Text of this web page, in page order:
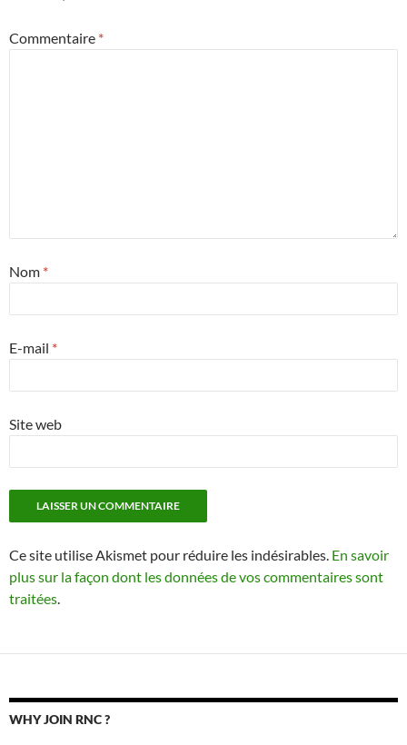
Commentaire *
Nom *
E-mail *
Site web
Ce site utilise Akismet pour réduire les indésirables. En savoir
plus sur la façon dont les données de vos commentaires sont
traitées
WHY JOIN RNC ?